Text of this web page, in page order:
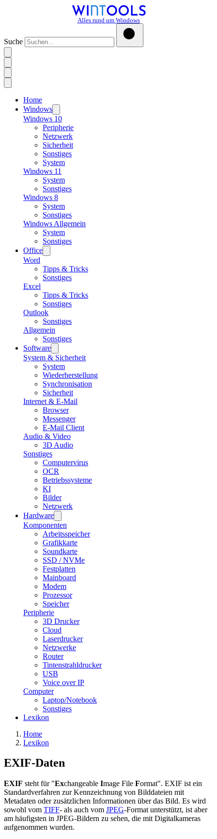
Alles rund um Windows
Suche
Home
Windows
Windows 10
Peripherie
Netzwerk
Sicherheit
Sonstiges
System
Windows 11
System
Sonstiges
Windows 8
System
Sonstiges
Windows Allgemein
System
Sonstiges
Office
Word
Tipps & Tricks
Sonstiges
Excel
Tipps & Tricks
Sonstiges
Outlook
Sonstiges
Allgemein
Sonstiges
Software
System & Sicherheit
System
Wiederherstellung
Synchronisation
Sicherheit
Internet & E-Mail
Browser
Messenger
E-Mail Client
Audio & Video
3D Audio
Sonstiges
Computervirus
OCR
Betriebssysteme
KI
Bilder
Netzwerk
Hardware
Komponenten
Arbeitsspeicher
Grafikkarte
Soundkarte
SSD / NVMe
Festplatten
Mainboard
Modem
Prozessor
Speicher
Peripherie
3D Drucker
Cloud
Laserdrucker
Netzwerke
Router
Tintenstrahldrucker
USB
Voice over IP
Computer
Laptop/Notebook
Sonstiges
Lexikon
Home
Lexikon
EXIF-Daten
EXIF steht für "Exchangeable Image File Format". EXIF ist ein
Standardverfahren zur Kennzeichnung von Bilddateien mit
Metadaten oder zusätzlichen Informationen über das Bild. Es wird
sowohl vom TIFF- als auch vom JPEG-Format unterstützt, ist aber
am häufigsten in JPEG-Bildern zu sehen, die mit Digitalkameras
aufgenommen wurden.